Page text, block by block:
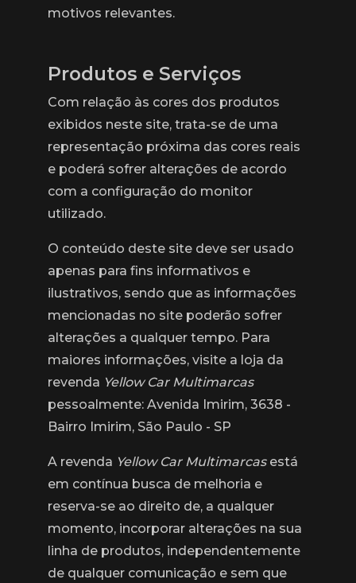
motivos relevantes.
Produtos e Serviços
Com relação às cores dos produtos
exibidos neste site, trata-se de uma
representação próxima das cores reais
e poderá sofrer alterações de acordo
com a configuração do monitor
utilizado.
O conteúdo deste site deve ser usado
apenas para fins informativos e
ilustrativos, sendo que as informações
mencionadas no site poderão sofrer
alterações a qualquer tempo. Para
maiores informações, visite a loja da
revenda Yellow Car Multimarcas
pessoalmente: Avenida Imirim, 3638 -
Bairro Imirim, São Paulo - SP
A revenda Yellow Car Multimarcasestá
em contínua busca de melhoria e
reserva-se ao direito de, a qualquer
momento, incorporar alterações na sua
linha de produtos, independentemente
de qualquer comunicação e sem que